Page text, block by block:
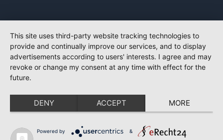
This site uses third-party website tracking technologies to
provide and continually improve our services, and to display
advertisements according to users' interests. I agree and may
revoke or change my consent at any time with effect for the
future.
DENY ACCEPT MORE
Powered by &